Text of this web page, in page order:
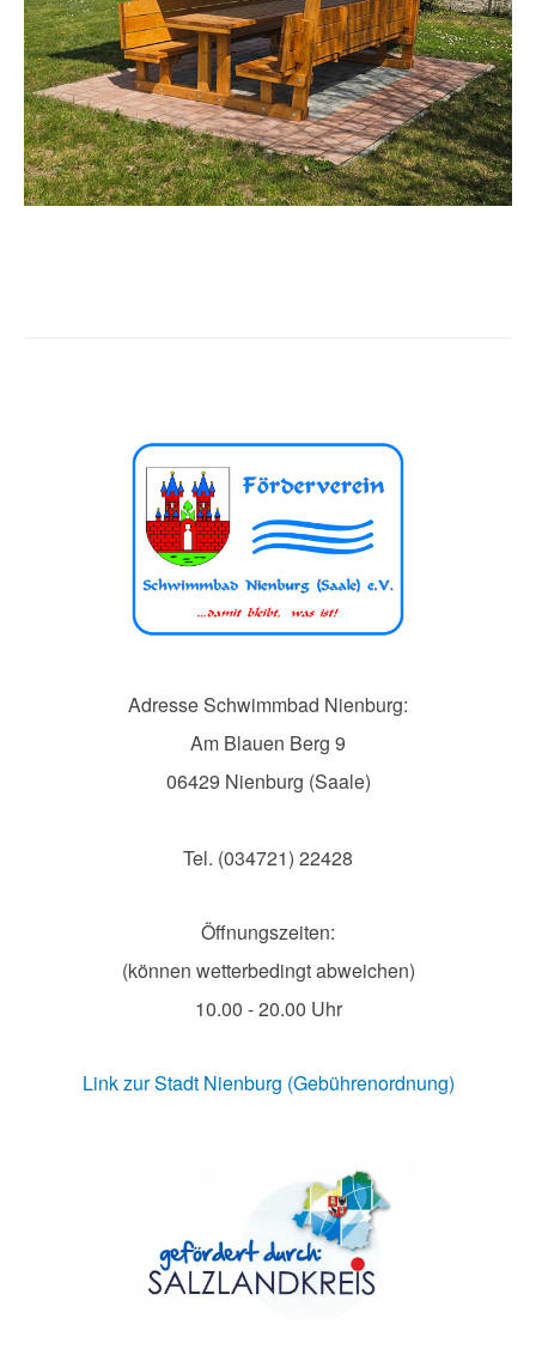
Adresse Schwimmbad Nienburg:
Am Blauen Berg 9
06429 Nienburg (Saale)
Tel. (034721) 22428
Öffnungszeiten:
(können wetterbedingt abweichen)
10.00 - 20.00 Uhr
Link zur Stadt Nienburg (Gebührenordnung)